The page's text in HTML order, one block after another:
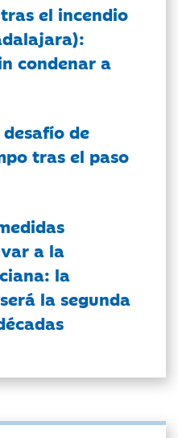
el incendio
condenar a
desafío de
tras el paso
a la
la
la segunda